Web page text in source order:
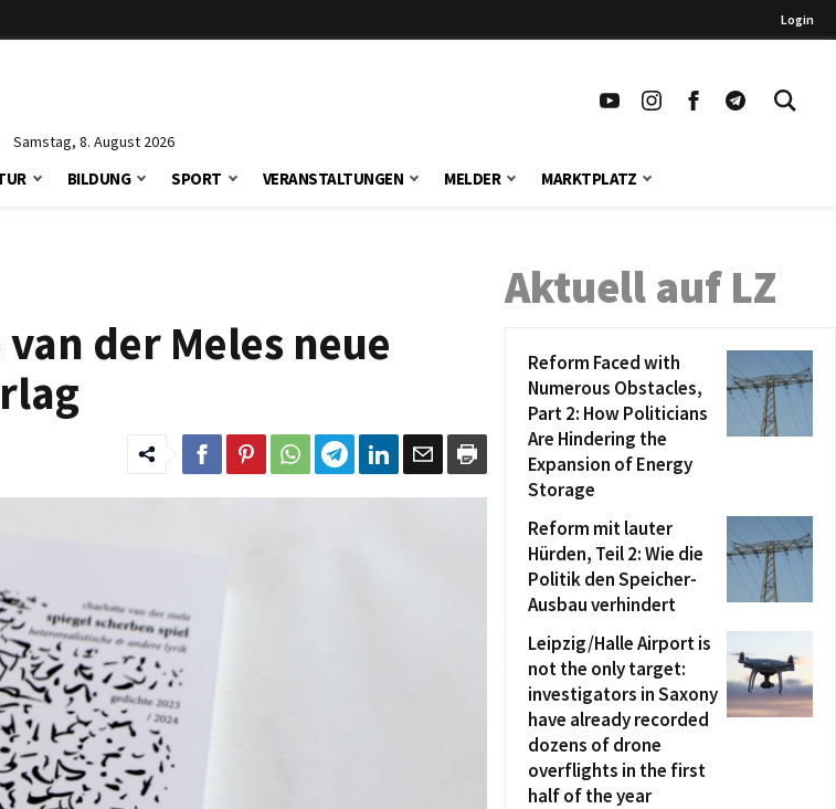
Login
Samstag, 8. August 2026
BILDUNG SPORT VERANSTALTUNGEN MELDER MARKTPLATZ
der Meles neue
Aktuell auf LZ
Reform Faced with
Numerous Obstacles,
Part 2: How Politicians
Are Hindering the
Expansion of Energy
Storage
Reform mit lauter
Hürden, Teil 2: Wie die
Politik den Speicher-
Ausbau verhindert
Leipzig/Halle Airport is
not the only target:
investigators in Saxony
have already recorded
dozens of drone
overflights in the first
half of the year